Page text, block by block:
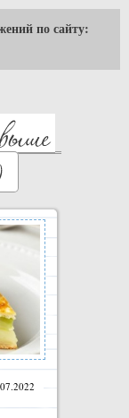
по сайту: